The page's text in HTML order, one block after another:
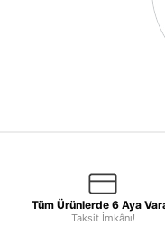
Tüm Ürünlerde 6 Aya
Taksit İmkânı!